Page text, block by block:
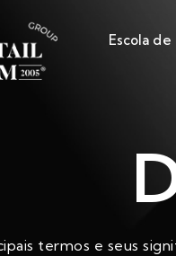
Escola de
termos e seus